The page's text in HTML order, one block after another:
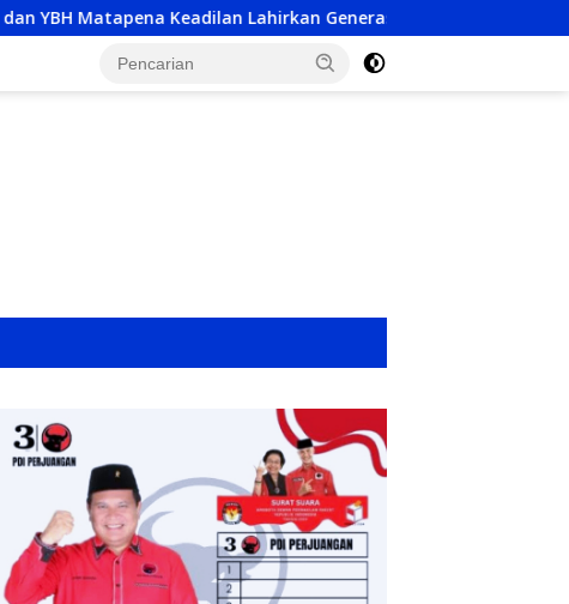
Generasi ‘Wartawan Paralegal’, Jembatan Baru Akses